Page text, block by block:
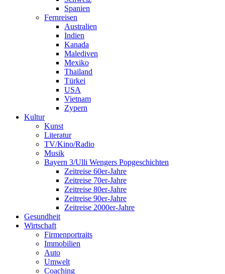
Spanien
Fernreisen
Australien
Indien
Kanada
Malediven
Mexiko
Thailand
Türkei
USA
Vietnam
Zypern
Kultur
Kunst
Literatur
TV/Kino/Radio
Musik
Bayern 3/Ulli Wengers Popgeschichten
Zeitreise 60er-Jahre
Zeitreise 70er-Jahre
Zeitreise 80er-Jahre
Zeitreise 90er-Jahre
Zeitreise 2000er-Jahre
Gesundheit
Wirtschaft
Firmenportraits
Immobilien
Auto
Umwelt
Coaching